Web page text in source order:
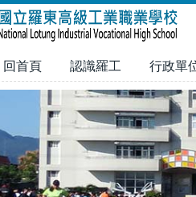
回首頁 認識羅工 行政單